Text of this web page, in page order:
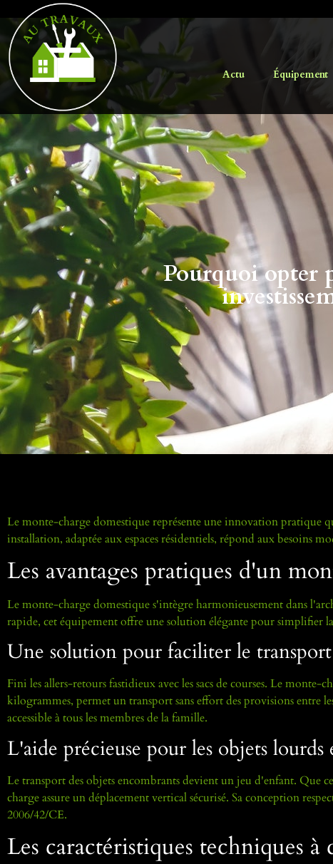
Actu Équipement
Pourquoi opter
Le monte-charge domestique représente une innovation pratique
installation, adaptée aux espaces résidentiels, répond aux besoins
Les avantages pratiques d'un
Le monte-charge domestique s'intègre harmonieusement dans
rapide, cet équipement offre une solution élégante pour simplifier
Une solution pour faciliter le transport
Fini les allers-retours fastidieux avec les sacs de courses. Le monte-
kilogrammes, permet un transport sans effort des provisions entre
accessible à tous les membres de la famille.
L'aide précieuse pour les objets lourds
Le transport des objets encombrants devient un jeu d'enfant. Que
charge assure un déplacement vertical sécurisé. Sa conception
2006/42/CE.
Les caractéristiques techniques à